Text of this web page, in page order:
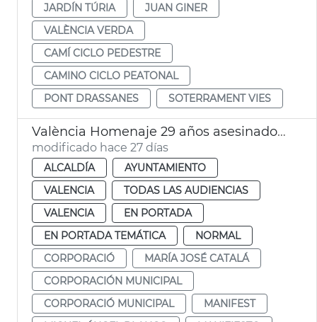
JARDÍN TÚRIA
JUAN GINER
VALÈNCIA VERDA
CAMÍ CICLO PEDESTRE
CAMINO CICLO PEATONAL
PONT DRASSANES
SOTERRAMENT VIES
València Homenaje 29 años asesinado Miguel Àngel Blanco
modificado hace 27 días
ALCALDÍA
AYUNTAMIENTO
VALENCIA
TODAS LAS AUDIENCIAS
VALENCIA
EN PORTADA
EN PORTADA TEMÁTICA
NORMAL
CORPORACIÓ
MARÍA JOSÉ CATALÁ
CORPORACIÓN MUNICIPAL
CORPORACIÓ MUNICIPAL
MANIFEST